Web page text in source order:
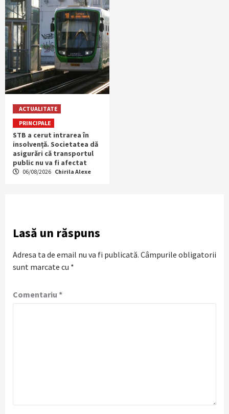
ACTUALITATE
PRINCIPALE
STB a cerut intrarea în
insolvență. Societatea dă
asigurări că transportul
public nu va fi afectat
06/08/2026 Chirila Alexe
Lasă un răspuns
Adresa ta de email nu va fi publicată. Câmpurile obligatorii
sunt marcate cu *
Comentariu *